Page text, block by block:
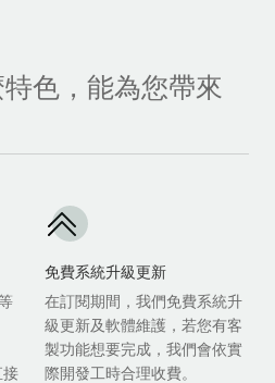
色，能為您帶來
接
免費系統升級更新
在訂閱期間，我們免費系統升
級更新及軟體維護，若您有客
製功能想要完成，我們會依實
際開發工時合理收費。